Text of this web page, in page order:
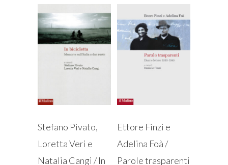
Stefano Pivato,
Loretta Veri e
Natalia Cangi / In
Ettore Finzi e
Adelina Foà /
Parole trasparenti